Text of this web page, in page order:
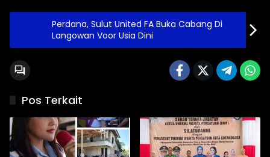
Perdana, Sulut United FA Buka Cabang Di
Langowan Voor Usia Dini
Pos Terkait